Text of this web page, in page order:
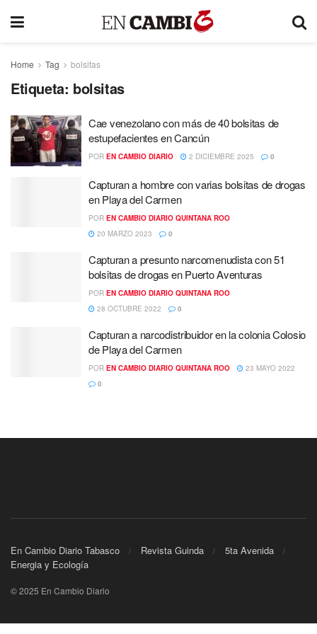
Home Tag bolsitas
Etiqueta: bolsitas
Cae venezolano con más de 40 bolsitas de
estupefacientes en Cancún
POR EN CAMBIO DIARIO 2 DICIEMBRE 2025 0
Capturan a hombre con varias bolsitas de drogas
en Playa del Carmen
POR EN CAMBIO DIARIO QUINTANA ROO
20 MARZO 2023
0
Capturan a presunto narcomenudista con 51
bolsitas de drogas en Puerto Aventuras
POR EN CAMBIO DIARIO QUINTANA ROO
28 OCTUBRE 2022
0
Capturan a narcodistribuidor en la colonia Colosio
de Playa del Carmen
POR EN CAMBIO DIARIO QUINTANA ROO
23 MAYO 2022
0
En Cambio Diario Tabasco Revista Guinda
5ta Avenida
Energia y Ecología
© 2025 En Cambio Diario